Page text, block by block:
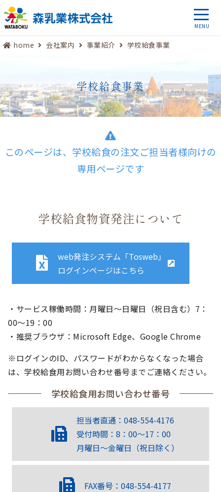
home 会社案内 事業紹介 学校給食事業
学校給食事業
このページは、学校給食の注文ご担当者様向けの
専用ページです
学校給食物資発注について
web発注システム「Tosweb」
ログインページはこちら
・サービス稼働時間：月曜日～日曜日（祝日含む）7：
00～19：00
・推奨ブラウザ：Microsoft Edge、Google Chrome
※ログインのID、パスワードがわからなくなった場合
は、学校給食用お問い合わせ番号までご連絡ください。
学校給食用お問い合わせ番号
担当者直通：048-554-4176
受付時間：8：00～17：00
月曜日～金曜日（祝日除く）
FAX番号：048-554-4177